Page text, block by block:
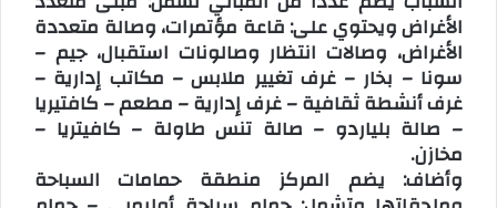
الأغراض ويحتوي على: قاعة مؤتمرات، وصالة متعددة
الأغراض، وصالات انتظار وصالونات استقبال، جيم –
سونا – بخار – غرف تغيير ملابس – مكاتب إدارية –
غرف أنشطة ثقافية – غرف إدارية – مطعم – كافتيريا
– صالة بلياردو – صالة تنس طاولة – كافيتريا –
مخازن.
وأضاف: يضم المركز منطقة حمامات السباحة